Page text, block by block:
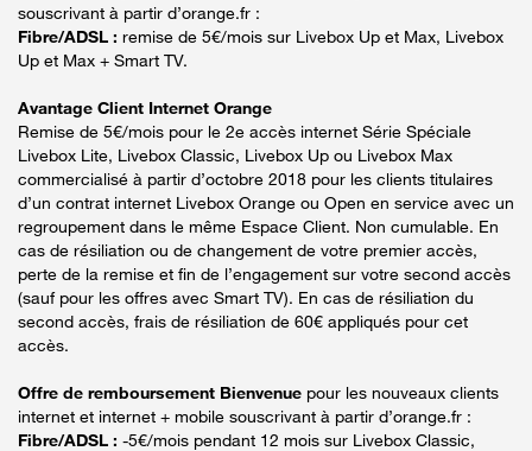
souscrivant à partir d’orange.fr :
Fibre/ADSL : remise de 5€/mois sur Livebox Up et Max, Livebox
Up et Max + Smart TV.
Avantage Client Internet Orange
Remise de 5€/mois pour le 2e accès internet Série Spéciale
Livebox Lite, Livebox Classic, Livebox Up ou Livebox Max
commercialisé à partir d’octobre 2018 pour les clients titulaires
d’un contrat internet Livebox Orange ou Open en service avec un
regroupement dans le même Espace Client. Non cumulable. En
cas de résiliation ou de changement de votre premier accès,
perte de la remise et fin de l’engagement sur votre second accès
(sauf pour les offres avec Smart TV). En cas de résiliation du
second accès, frais de résiliation de 60€ appliqués pour cet
accès.
Offre de remboursement Bienvenue pour les nouveaux clients
internet et internet + mobile souscrivant à partir d’orange.fr :
Fibre/ADSL : -5€/mois pendant 12 mois sur Livebox Classic,